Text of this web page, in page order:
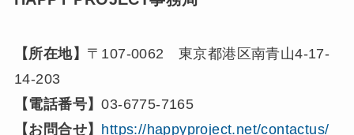
【所在地】 〒107-0062 東京都港区南青山4-17-
14-203
【電話番号】03-6775-7165
【お問合せ】 https://happyproject.net/contactus/